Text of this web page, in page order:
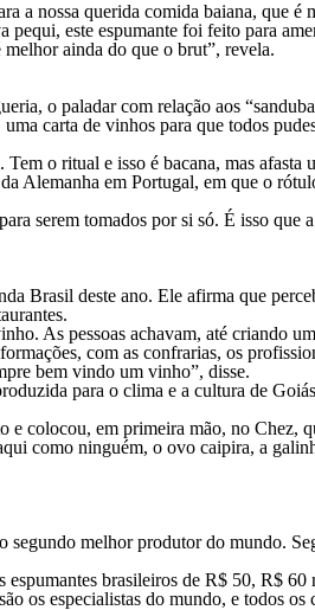
a nossa querida comida baiana, que
este espumante foi feito para
ainda do que o brut”, revela.
o paladar com relação aos
carta de vinhos para que todos
o ritual e isso é bacana, mas
em Portugal, em que o
serem tomados por si só. É isso que
Brasil deste ano. Ele afirma que
As pessoas achavam, até criando
com as confrarias, os
bem vindo um vinho”, disse.
para o clima e a cultura de
em primeira mão, no Chez,
como ninguém, o ovo caipira, a
melhor produtor do mundo.
brasileiros de R$ 50, R$
os especialistas do mundo, e todos